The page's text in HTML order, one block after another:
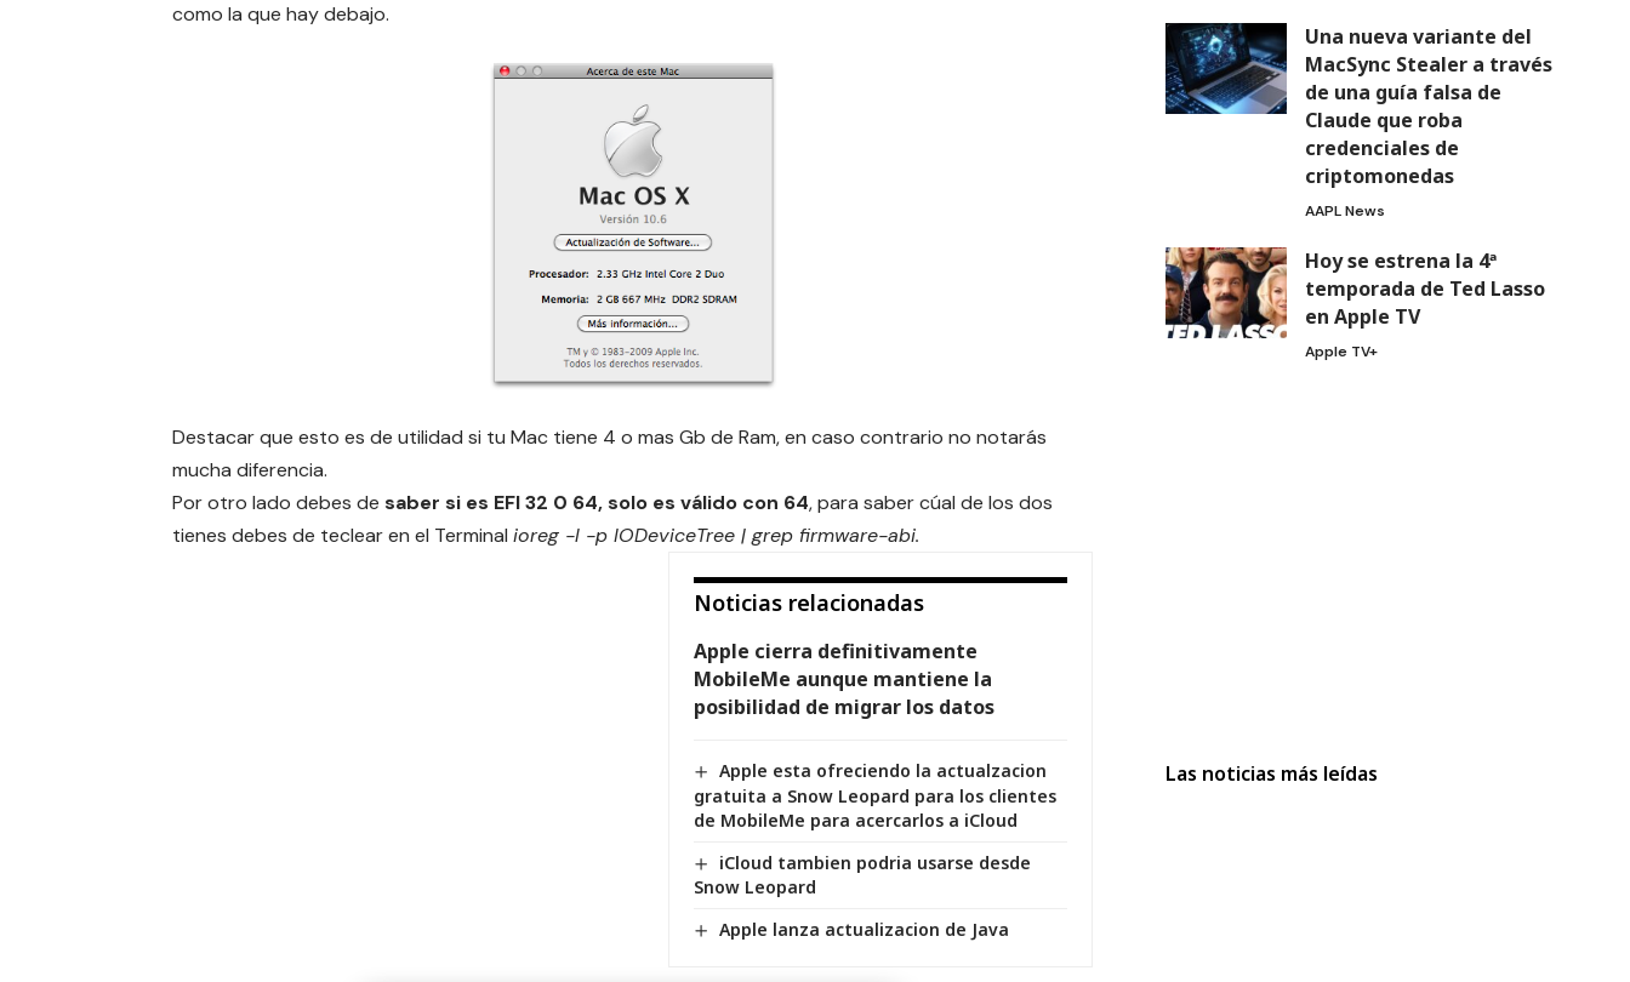
como la que haydebajo.
Destacar que esto es de utilidad si tu Mac tiene 4 o mas Gb de Ram, en caso contrario no notarás
mucha diferencia.
Por otro lado debes de saber si es EFI 32 0 64, solo es válido con 64, para saber cúal de los dos
tienes debes de teclear en el Terminal ioreg -l -p IODeviceTree | grep firmware-abi.
Noticias relacionadas
Apple cierra definitivamente
MobileMe aunque mantiene la
posibilidad de migrar los datos
Apple esta ofreciendo la actualzacion
gratuita a Snow Leopard para los clientes
de MobileMe para acercarlos a iCloud
iCloud tambien podria usarse desde
Snow Leopard
Apple lanza actualizacion de Java
Una nueva variante del
MacSync Stealer a través
de una guía falsa de
Claude que roba
credenciales de
criptomonedas
AAPL News
Hoy se estrena la 4ª
temporada de Ted Lasso
en Apple TV
Apple TV+
Las noticias más leídas